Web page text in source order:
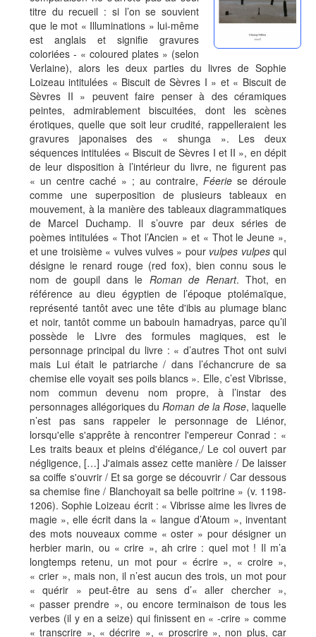
titre du recueil : si l’on se souvient
que le mot « Illuminations » lui-même
est anglais et signifie gravures
coloriées - « coloured plates » (selon
Verlaine), alors les deux parties du livres de Sophie
Loizeau intitulées « Biscuit de Sèvres I » et « Biscuit de
Sèvres II » peuvent faire penser à des céramiques
peintes, admirablement biscuitées, dont les scènes
érotiques, quelle que soit leur crudité, rappelleraient les
gravures japonaises des « shunga ». Les deux
séquences intitulées « Biscuit de Sèvres I et II », en dépit
de leur disposition à l’intérieur du livre, ne figurent pas
« un centre caché » ; au contraire, Féerie se déroule
comme une superposition de plusieurs tableaux en
mouvement, à la manière des tableaux diagrammatiques
de Marcel Duchamp. Il s’ouvre par deux séries de
poèmes intitulées « Thot l’Ancien » et « Thot le Jeune »,
et une troisième « vulves vulves » pour vulpes vulpesqui
désigne le renard rouge (red fox), bien connu sous le
nom de goupil dans le Roman de Renart. Thot, en
référence au dieu égyptien de l’époque ptolémaïque,
représenté tantôt avec une tête d'ibis au plumage blanc
et noir, tantôt comme un babouin hamadryas, parce qu’il
possède le Livre des formules magiques, est le
personnage principal du livre : « d’autres Thot ont suivi
mais Lui était le patriarche / dans l’échancrure de sa
chemise elle voyait ses poils blancs ». Elle, c’est Vibrisse,
nom commun devenu nom propre, à l’instar des
personnages allégoriques duRoman de la Rose, laquelle
n’est pas sans rappeler le personnage de Liénor,
lorsqu'elle s'apprête à rencontrer l'empereur Conrad : «
Les traits beaux et pleins d'élégance,/ Le col ouvert par
négligence, […] J'aimais assez cette manière / De laisser
sa coiffe s'ouvrir / Et sa gorge se découvrir / Car dessous
sa chemise fine / Blanchoyait sa belle poitrine » (v. 1198-
1206). Sophie Loizeau écrit : « Vibrisse aime les livres de
magie », elle écrit dans la « langue d’Atoum », inventant
des mots nouveaux comme « oster » pour désigner un
herbier marin, ou « crire », ah crire : quel mot ! Il m’a
longtemps retenu, un mot pour « écrire », « croire »,
« crier », mais non, il n’est aucun des trois, un mot pour
« quérir » peut-être au sens d’« aller chercher »,
« passer prendre », ou encore terminaison de tous les
verbes (il y en a seize) qui finissent en « -crire » comme
« transcrire », « décrire », « proscrire », non plus, car